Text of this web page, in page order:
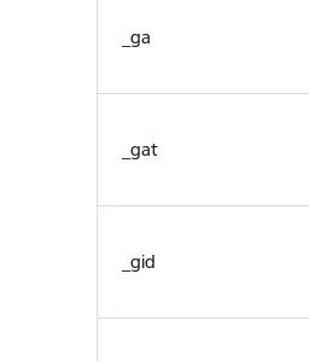
_ga
_gat
_gid